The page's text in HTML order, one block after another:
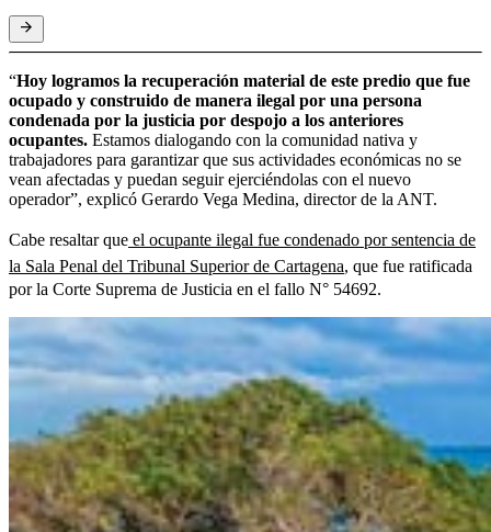
“Hoy logramos la recuperación material de este predio que fue
ocupado y construido de manera ilegal por una persona
condenada por la justicia por despojo a los anteriores
ocupantes. Estamos dialogando con la comunidad nativa y
trabajadores para garantizar que sus actividades económicas no se
vean afectadas y puedan seguir ejerciéndolas con el nuevo
operador”, explicó Gerardo Vega Medina, director de la ANT.
Cabe resaltar que el ocupante ilegal fue condenado por sentencia de
la Sala Penal del Tribunal Superior de Cartagena, que fue ratificada
por la Corte Suprema de Justicia en el fallo N° 54692.